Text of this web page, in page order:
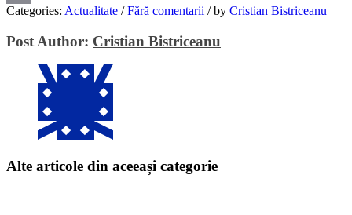
Email
Categories: Actualitate / Fără comentarii /by Cristian Bistriceanu
Post Author: Cristian Bistriceanu
Alte articole din aceeași categorie